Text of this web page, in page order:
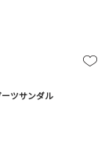
ツサンダル